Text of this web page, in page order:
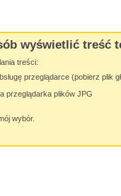
wyświetlić treść
treści:
przeglądarce (pobierz plik
przeglądarka plików JPG
wybór.